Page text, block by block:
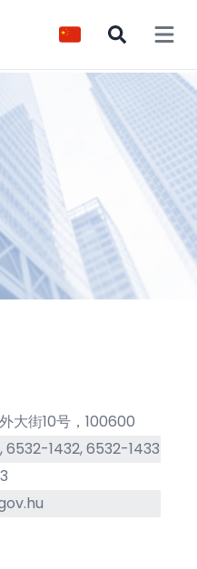
Open
大街10号，100600
6532-1432, 6532-1433